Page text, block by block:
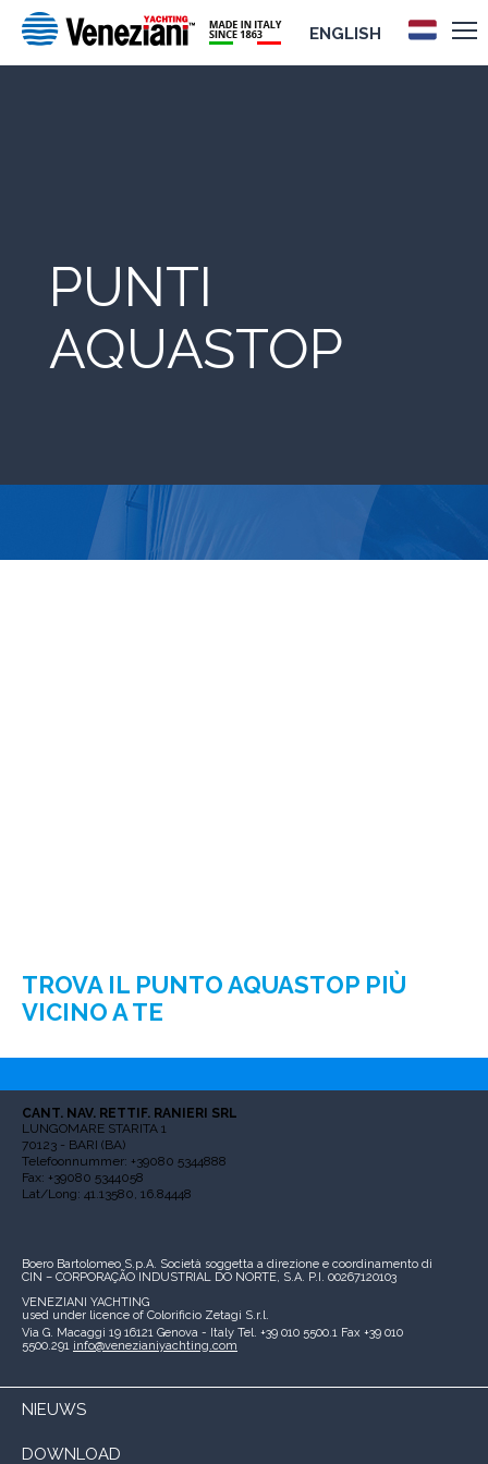
ENGLISH
PUNTI
AQUASTOP
TROVA IL PUNTO AQUASTOP PIÙ
VICINO A TE
CANT. NAV. RETTIF. RANIERI SRL
LUNGOMARE STARITA 1
70123 - BARI (BA)
Telefoonnummer: +39080 5344888
Fax: +39080 5344058
Lat/Long: 41.13580, 16.84448
Boero Bartolomeo S.p.A. Società soggetta a direzione e coordinamento di
CIN – CORPORAÇÃO INDUSTRIAL DO NORTE, S.A. P.I. 00267120103
VENEZIANI YACHTING
used under licence of Colorificio Zetagi S.r.l.
Via G. Macaggi 19 16121 Genova - Italy Tel. +39 010 5500.1 Fax +39 010
5500.291 info@venezianiyachting.com
NIEUWS
DOWNLOAD